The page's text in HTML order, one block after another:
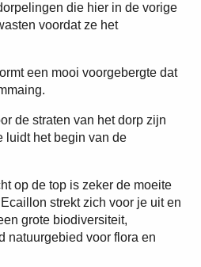
die hier in de vorige
voordat ze het
een mooi voorgebergte dat
de straten van het dorp zijn
luidt het begin van de
op de top is zeker de moeite
strekt zich voor je uit en
grote biodiversiteit,
natuurgebied voor flora en